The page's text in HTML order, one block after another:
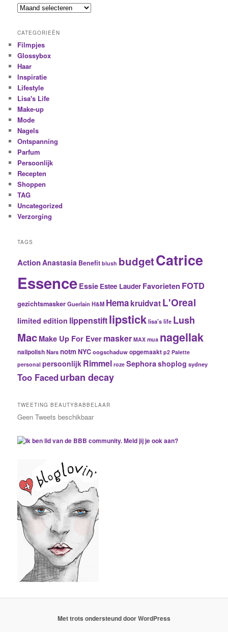
CATEGORIEËN
Filmpjes
Glossybox
Haar
Inspiratie
Lifestyle
Lisa's Life
Make-up
Mode
Nagels
Ontspanning
Parfum
Persoonlijk
Recepten
Shoppen
TAG
Uncategorized
Verzorging
TAGS
ActionAnastasia Benefit blush budgetCatrice
EssenceEssie Estee Lauder Favorieten FOTD
gezichtsmaskerGuerlain H&M HemakruidvatL'Oreal
limited edition lippenstiftlipsticklisa's life Lush
MacMake Up For Evermasker MAX mua nagellak
nailpolishNarsnotm NYCoogschaduwopgemaakt p2 Palette
personal persoonlijk Rimmel roze Sephorashoplog sydney
Too Faced urban decay
TWEETING BEAUTYBABBELAAR
Geen Tweets beschikbaar
Met trots ondersteund door WordPress